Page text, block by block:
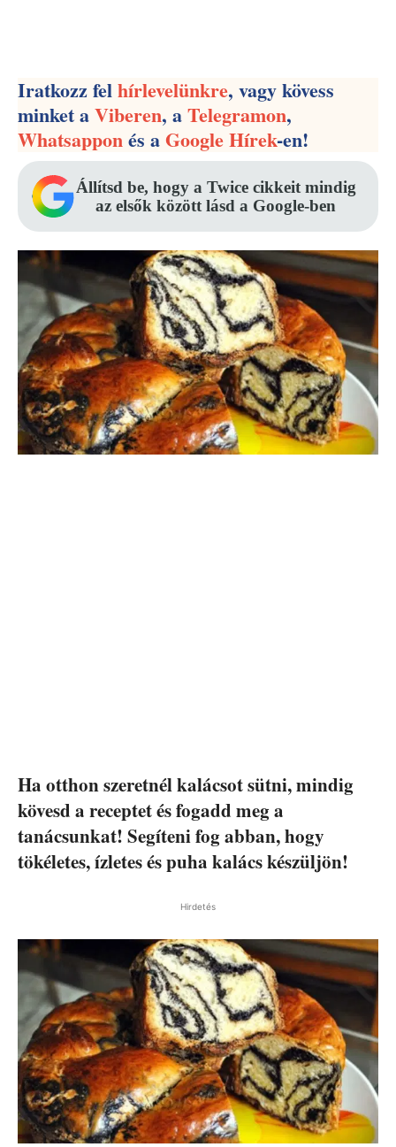
Iratkozz felhírlevelünkre, vagy kövess
minket aViberen, aTelegramon,
Whatsapponés aGoogle Hírek-en!
Állítsd be, hogy a Twice cikkeit mindig
az elsők között lásd a Google-ben
Ha otthon szeretnél kalácsot sütni, mindig
kövesd a receptet és fogadd meg a
tanácsunkat! Segíteni fog abban, hogy
tökéletes, ízletes és puha kalács készüljön!
Hirdetés